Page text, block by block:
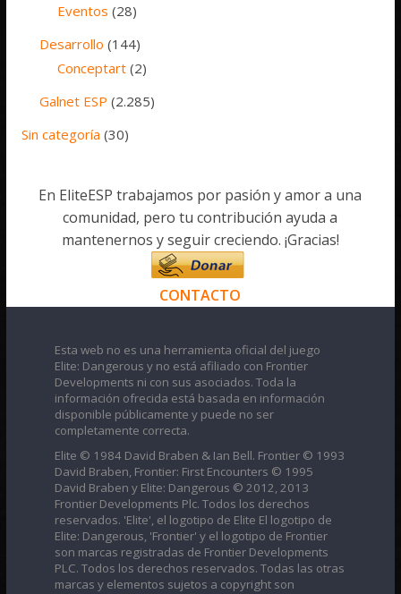
Eventos (28)
Desarrollo (144)
Conceptart (2)
Galnet ESP (2.285)
Sin categoría (30)
En EliteESP trabajamos por pasión y amor a una
comunidad, pero tu contribución ayuda a
mantenernos y seguir creciendo. ¡Gracias!
CONTACTO
Esta web no es una herramienta oficial del juego
Elite: Dangerous y no está afiliado con Frontier
Developments ni con sus asociados. Toda la
información ofrecida está basada en información
disponible públicamente y puede no ser
completamente correcta.
Elite © 1984 David Braben & Ian Bell. Frontier © 1993
David Braben, Frontier: First Encounters © 1995
David Braben y Elite: Dangerous © 2012, 2013
Frontier Developments Plc. Todos los derechos
reservados. 'Elite', el logotipo de Elite El logotipo de
Elite: Dangerous, 'Frontier' y el logotipo de Frontier
son marcas registradas de Frontier Developments
PLC. Todos los derechos reservados. Todas las otras
marcas y elementos sujetos a copyright son